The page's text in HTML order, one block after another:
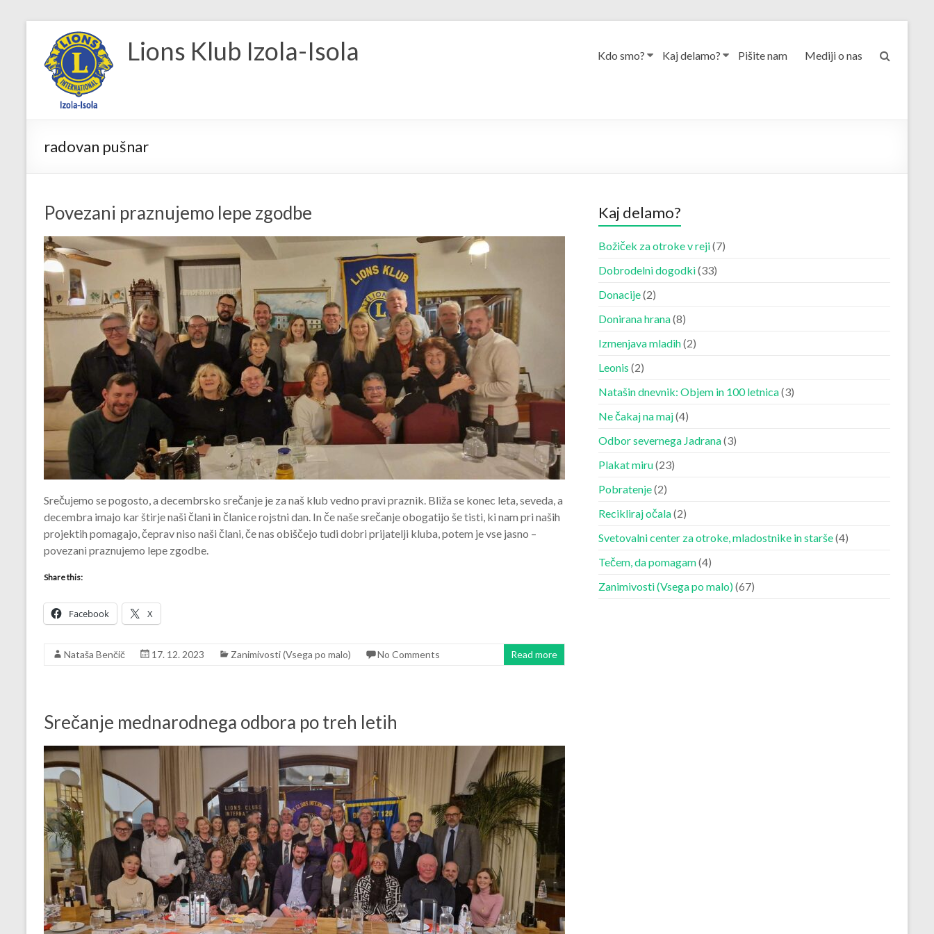
content
Lions Klub Izola-Isola Kdo smo? Kaj delamo? Pišite nam Mediji o nas
radovan pušnar
Povezani praznujemo lepe zgodbe
Srečujemo se pogosto, a decembrsko srečanje je za naš klub vedno pravi praznik. Bliža se konec leta, seveda, a
decembra imajo kar štirje naši člani in članice rojstni dan. In če naše srečanje obogatijo še tisti, ki nam pri naših
projektih pomagajo, čeprav niso naši člani, če nas obiščejo tudi dobri prijatelji kluba, potem je vse jasno –
povezani praznujemo lepe zgodbe.
Share this:
Facebook X
Nataša Benčič 17. 12. 2023 Zanimivosti (Vsega po malo) No Comments Read more
Srečanje mednarodnega odbora po treh letih
Kaj delamo?
Božiček za otroke v reji(7)
Dobrodelni dogodki(33)
Donacije(2)
Donirana hrana(8)
Izmenjava mladih(2)
Leonis (2)
Natašin dnevnik: Objem in 100 letnica(3)
Ne čakaj na maj(4)
Odbor severnega Jadrana(3)
Plakat miru(23)
Pobratenje(2)
Recikliraj očala(2)
Svetovalni center za otroke, mladostnike in starše(4)
Tečem, da pomagam(4)
Zanimivosti (Vsega po malo)(67)